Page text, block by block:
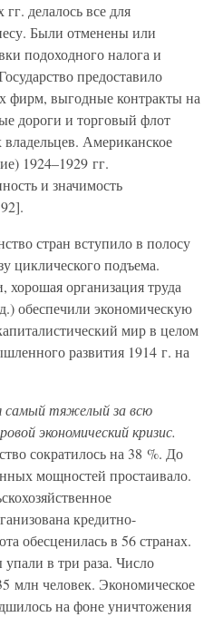
делалось все для
Были отменены или
подоходного налога и
предоставило
фирм, выгодные контракты на
дороги и торговый флот
Американское
1924–1929 гг.
и значимость
стран вступило в полосу
циклического подъема.
хорошая организация труда
обеспечили экономическую
мир в целом
развития 1914 г. на
самый тяжелый за всю
экономический кризис.
сократилось на 38 %. До
мощностей простаивало.
кредитно-
обесценилась в 56 странах.
в три раза. Число
млн человек. Экономическое
на фоне уничтожения